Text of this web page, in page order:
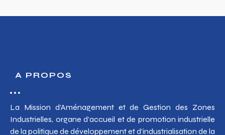
A PROPOS
La Mission d’Aménagement et de Gestion des Zones
Industrielles, organe d’accueil et de promotion industrielle
de la politique de développement et d’industrialisation de la